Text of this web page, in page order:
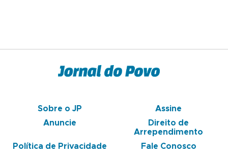
Sobre o JP
Assine
Anuncie
Direito de
Arrependimento
Política de Privacidade
Fale Conosco